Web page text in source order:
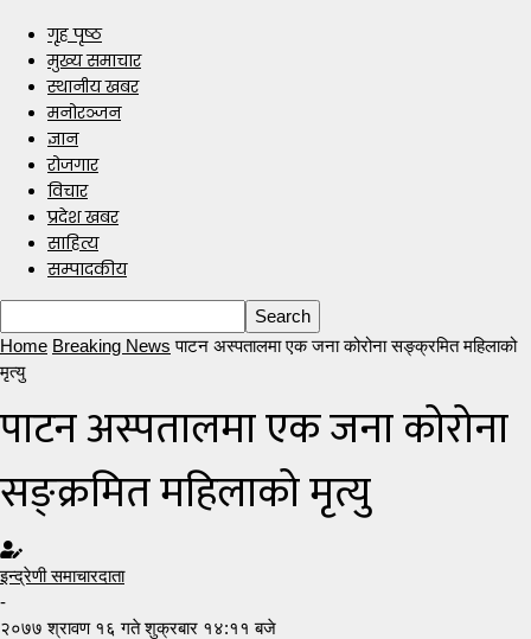
गृह पृष्ठ
मुख्य समाचार
स्थानीय खबर
मनोरञ्जन
ज्ञान
रोजगार
विचार
प्रदेश खबर
साहित्य
सम्पादकीय
Home Breaking News पाटन अस्पतालमा एक जना कोरोना सङ्क्रमित महिलाको
मृत्यु
पाटन अस्पतालमा एक जना कोरोना
सङ्क्रमित महिलाको मृत्यु
इन्द्रेणी समाचारदाता
-
२०७७ श्रावण १६ गते शुक्रबार १४:११ बजे